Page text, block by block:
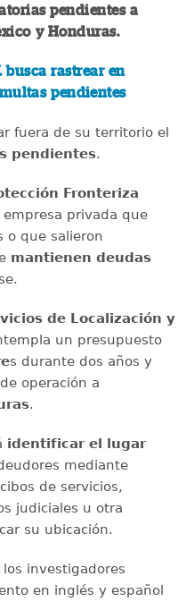
pendientes a
y Honduras.
busca rastrear en
pendientes
fuera de su territorio el
pendientes.
Fronteriza
privada que
o que salieron
mantienen deudas
de Localización y
un presupuesto
s durante dos años y
operación a
.
identificar el lugar
mediante
de servicios,
judiciales u otra
su ubicación.
investigadores
en inglés y español